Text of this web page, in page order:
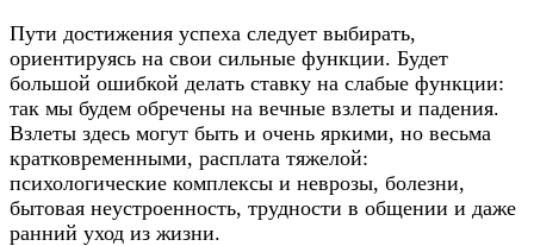
Пути достижения успеха следует выбирать,
ориентируясь на свои сильные функции. Будет
большой ошибкой делать ставку на слабые функции:
так мы будем обречены на вечные взлеты и падения.
Взлеты здесь могут быть и очень яркими, но весьма
кратковременными, расплата тяжелой:
психологические комплексы и неврозы, болезни,
бытовая неустроенность, трудности в общении и даже
ранний уход из жизни.